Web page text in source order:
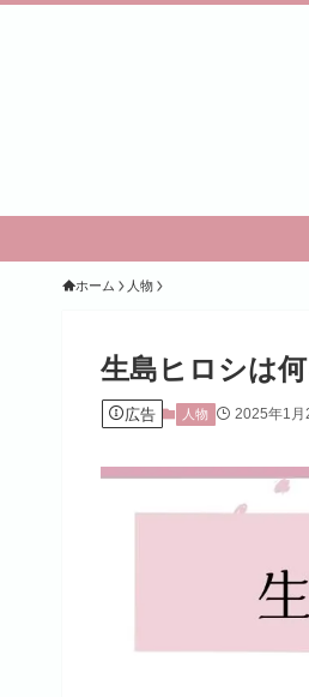
ホーム 人物
生島ヒロシは
広告 人物 2025年1月